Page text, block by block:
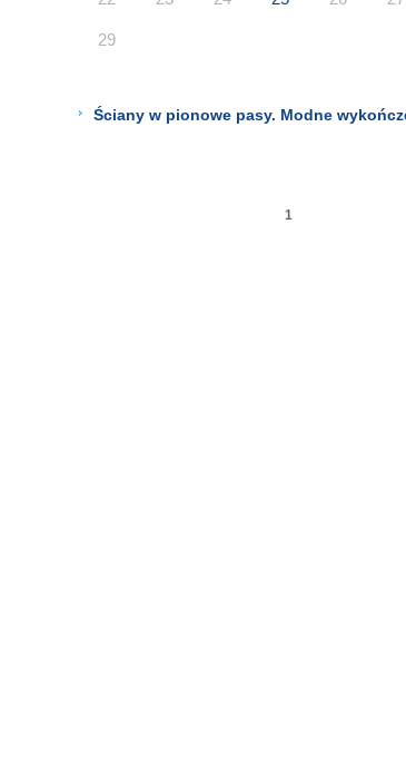
29
Ściany w pionowe pasy. Modne
1